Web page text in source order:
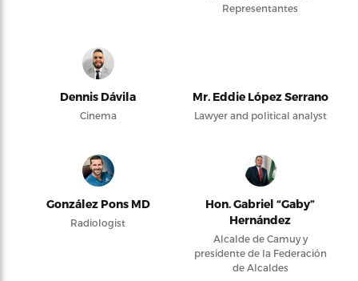
Representantes
Dennis Dávila
Cinema
Mr. Eddie López Serrano
Lawyer and political analyst
González Pons MD
Radiologist
Hon. Gabriel “Gaby”
Hernández
Alcalde de Camuy y
presidente de la Federación
de Alcaldes